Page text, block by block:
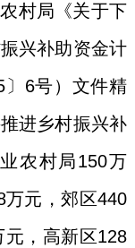
村局《关于下
兴补助资金计
〕 6号）文件精
进乡村振兴补
农村局150万
万元，郊区440
，高新区128